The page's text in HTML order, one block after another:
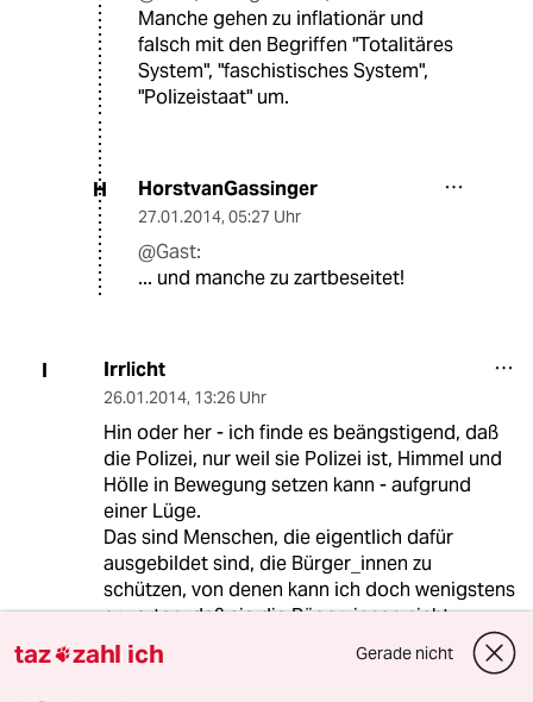
Manche gehen zu inflationär und
falsch mit den Begriffen "Totalitäres
System", "faschistisches System",
"Polizeistaat" um.
H HorstvanGassinger
27.01.2014, 05:27 Uhr
@Gast:
... und manche zu zartbeseitet!
I Irrlicht
26.01.2014, 13:26 Uhr
Hin oder her - ich finde es beängstigend, daß
die Polizei, nur weil sie Polizei ist, Himmel und
Hölle in Bewegung setzen kann - aufgrund
einer Lüge.
Das sind Menschen, die eigentlich dafür
ausgebildet sind, die Bürger_innen zu
schützen, von denen kann ich doch wenigstens
erwarten, daß sie die Büger_innen nicht
anschwärzen, nur damit sie einen Vrteil haben!!!
taz zahl ich Gerade nicht